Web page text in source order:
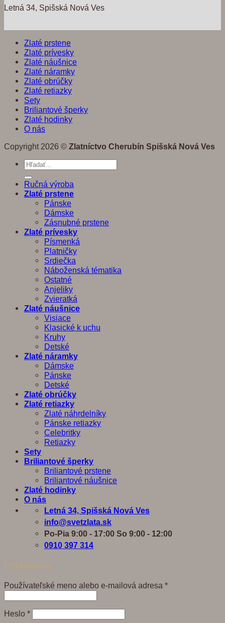
Letná 34, Spišská Nová Ves
Zlaté prstene
Zlaté prívesky
Zlaté náušnice
Zlaté náramky
Zlaté obrúčky
Zlaté retiazky
Sety
Briliantové šperky
Zlaté hodinky
O nás
Copyright 2026 © Zlatníctvo Cherubín Spišská Nová Ves
Hľadať:
Ručná výroba
Zlaté prstene
Pánske
Dámske
Zásnubné prstene
Zlaté prívesky
Písmenká
Platničky
Srdiečka
Náboženská tématika
Ostatné
Anjeliky
Zvieratká
Zlaté náušnice
Visiace
Klasické k uchu
Kruhy
Detské
Zlaté náramky
Dámske
Pánske
Detské
Zlaté obrúčky
Zlaté retiazky
Zlaté náhrdelníky
Pánske retiazky
Celebritky
Retiazky
Sety
Briliantové šperky
Briliantové prstene
Briliantové náušnice
Zlaté hodinky
O nás
Letná 34, Spišská Nová Ves
info@svetzlata.sk
Po-Pia 9:00 - 17:00 So 9:00 - 12:00
0910 397 314
Prihlásenie
Používateľské meno alebo e-mailová adresa *Povinné
Heslo *Povinné